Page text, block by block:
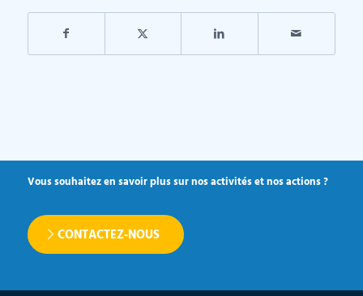
Vous souhaitez en savoir plus sur nos activités et nos actions ?
CONTACTEZ-NOUS